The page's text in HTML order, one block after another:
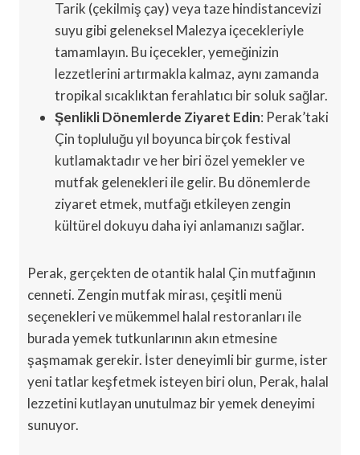
Tarik (çekilmiş çay) veya taze hindistancevizi
suyu gibi geleneksel Malezya içecekleriyle
tamamlayın. Bu içecekler, yemeğinizin
lezzetlerini artırmakla kalmaz, aynı zamanda
tropikal sıcaklıktan ferahlatıcı bir soluk sağlar.
Şenlikli Dönemlerde Ziyaret Edin: Perak’taki
Çin topluluğu yıl boyunca birçok festival
kutlamaktadır ve her biri özel yemekler ve
mutfak gelenekleri ile gelir. Bu dönemlerde
ziyaret etmek, mutfağı etkileyen zengin
kültürel dokuyu daha iyi anlamanızı sağlar.
Perak, gerçekten de otantik halal Çin mutfağının
cenneti. Zengin mutfak mirası, çeşitli menü
seçenekleri ve mükemmel halal restoranları ile
burada yemek tutkunlarının akın etmesine
şaşmamak gerekir. İster deneyimli bir gurme, ister
yeni tatlar keşfetmek isteyen biri olun, Perak, halal
lezzetini kutlayan unutulmaz bir yemek deneyimi
sunuyor.